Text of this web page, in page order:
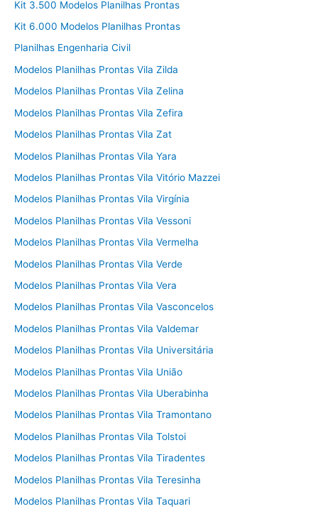
Kit 3.500 Modelos Planilhas Prontas
Kit 6.000 Modelos Planilhas Prontas
Planilhas Engenharia Civil
Modelos Planilhas Prontas Vila Zilda
Modelos Planilhas Prontas Vila Zelina
Modelos Planilhas Prontas Vila Zefira
Modelos Planilhas Prontas Vila Zat
Modelos Planilhas Prontas Vila Yara
Modelos Planilhas Prontas Vila Vitório Mazzei
Modelos Planilhas Prontas Vila Virgínia
Modelos Planilhas Prontas Vila Vessoni
Modelos Planilhas Prontas Vila Vermelha
Modelos Planilhas Prontas Vila Verde
Modelos Planilhas Prontas Vila Vera
Modelos Planilhas Prontas Vila Vasconcelos
Modelos Planilhas Prontas Vila Valdemar
Modelos Planilhas Prontas Vila Universitária
Modelos Planilhas Prontas Vila União
Modelos Planilhas Prontas Vila Uberabinha
Modelos Planilhas Prontas Vila Tramontano
Modelos Planilhas Prontas Vila Tolstoi
Modelos Planilhas Prontas Vila Tiradentes
Modelos Planilhas Prontas Vila Teresinha
Modelos Planilhas Prontas Vila Taquari